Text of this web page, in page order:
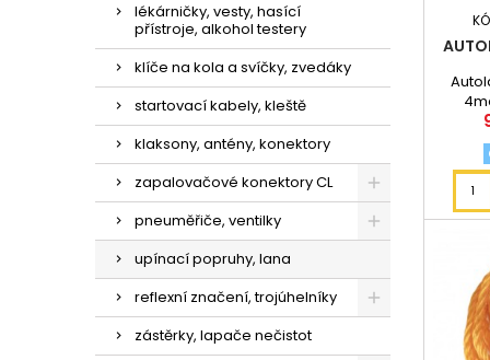
lékárničky, vesty, hasící
přístroje, alkohol testery
klíče na kola a svíčky, zvedáky
startovací kabely, kleště
klaksony, antény, konektory
zapalovačové konektory CL
pneuměřiče, ventilky
upínací popruhy, lana
reflexní značení, trojúhelníky
zástěrky, lapače nečistot